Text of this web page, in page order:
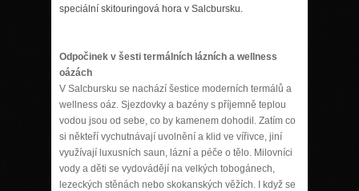
speciální skitouringová hora v Salcbursku.
Odpočinek v šesti termálních lázních a wellness
oázách
V Salcbursku se nachází šestice moderních termálů a
wellness oáz. Sjezdovky a bazény s příjemně teplou
vodou jsou od sebe, co by kamenem dohodil. Zatím co
si někteří vychutnávají uvolnění a klid ve vířivce, jiní
využívají luxusních saun, lázní a péče o tělo. Milovníci
vody a děti se vydovádějí na velkých tobogánech,
lezeckých stěnách nebo skokanských věžích. I když se